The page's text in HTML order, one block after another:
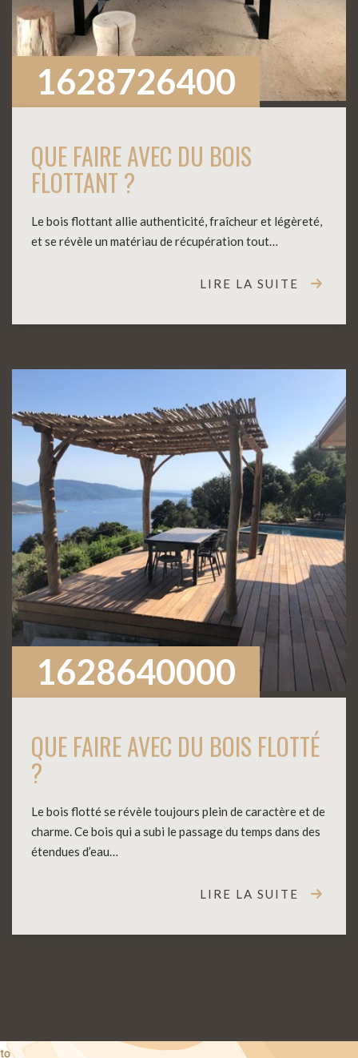
1628726400
QUE FAIRE AVEC DU BOIS
FLOTTANT ?
Le bois flottant allie authenticité, fraîcheur et légèreté,
et se révèle un matériau de récupération tout…
LIRE LA SUITE
1628640000
QUE FAIRE AVEC DU BOIS FLOTTÉ
?
Le bois flotté se révèle toujours plein de caractère et de
charme. Ce bois qui a subi le passage du temps dans des
étendues d’eau…
LIRE LA SUITE